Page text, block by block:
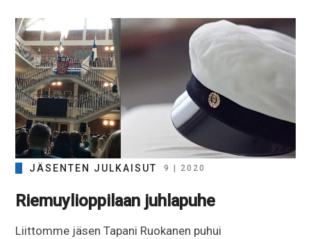
JÄSENTEN JULKAISUT 9 | 2020
Riemuylioppilaan juhlapuhe
Liittomme jäsen Tapani Ruokanen puhui